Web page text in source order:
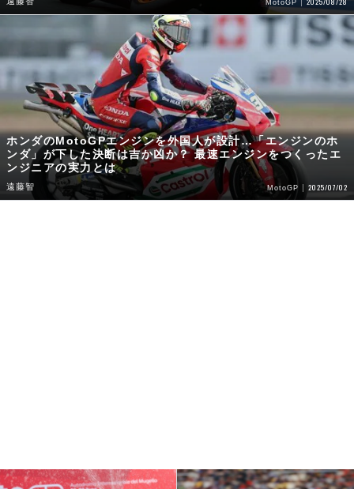
MotoGP
ホンダのMotoGPエンジンを外国人が設計…「エンジンのホ
ンダ」が下した決断は吉か凶か？ 最速エンジンをつくったエ
ンジニアの実力とは
遠藤智 MotoGP 2025/07/02